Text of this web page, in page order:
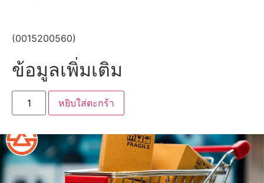
(0015200560)
ข้อมูลเพิ่มเติม
หยิบใส่ตะกร้า